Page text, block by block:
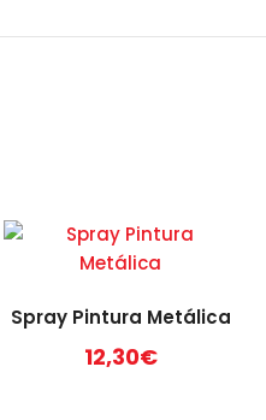
Spray Pintura Metálica
12,30€